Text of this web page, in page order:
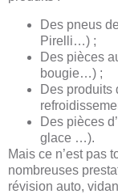
Des pneus
Pirelli…) ;
Des pièces
bougie…) ;
Des produits
Des pièces
glace …).
Mais ce n’est pas
nombreuses
révision auto,